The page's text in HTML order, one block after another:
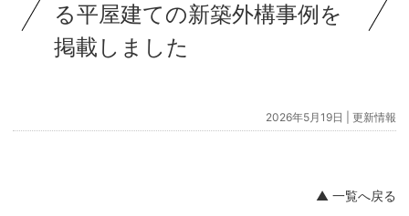
る平屋建ての新築外構事例を
掲載しました
2026年5月19日 | 更新情報
▲ 一覧へ戻る